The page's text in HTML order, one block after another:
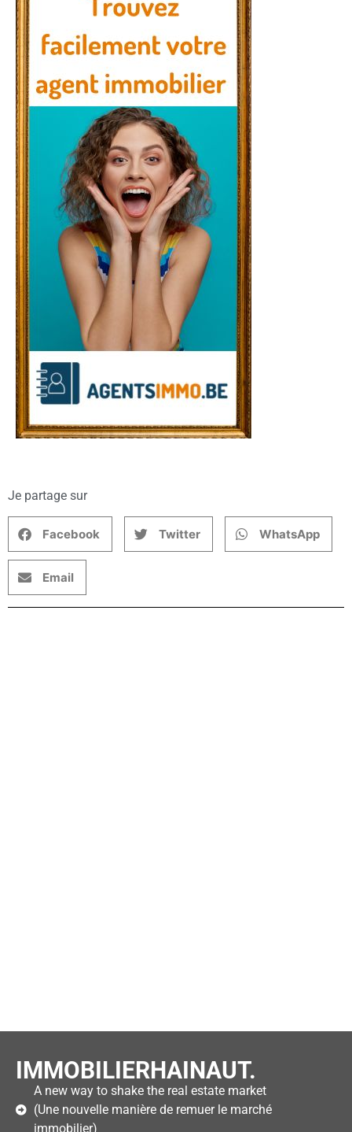
Je partage sur
Facebook Twitter WhatsApp
Email
IMMOBILIERHAINAUT.
A new way to shake the real estate market
(Une nouvelle manière de remuer le marché
immobilier)